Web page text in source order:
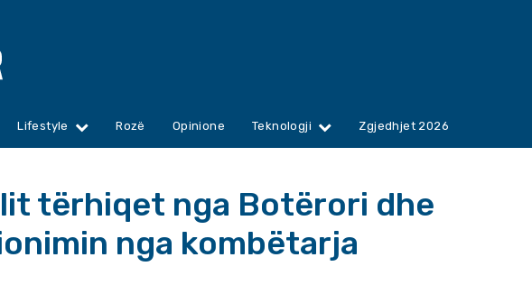
Lifestyle Rozë Opinione Teknologji Zgjedhjet 2026
tërhiqet nga Botërori dhe
nga kombëtarja